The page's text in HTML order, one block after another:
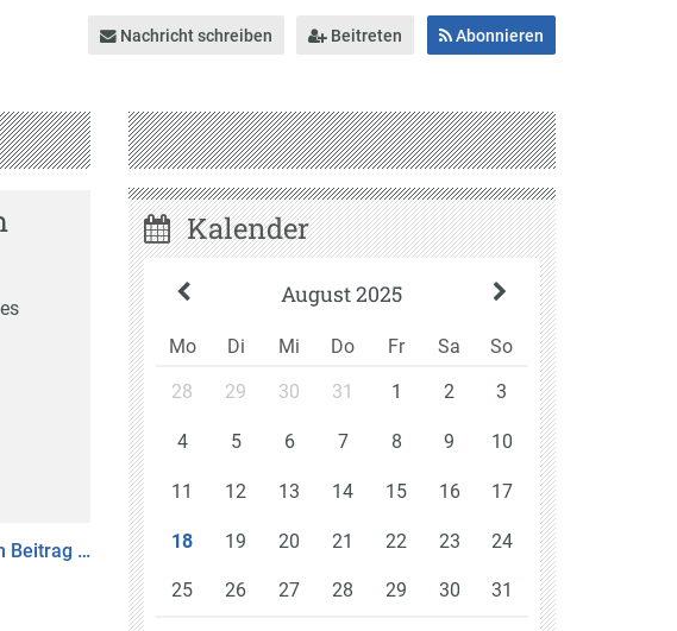
Nachricht schreiben Beitreten Abonnieren
Beitrag …
Kalender
August 2025
Mo Di Mi Do Fr Sa
So
28
29 30 31 1 2 3
4 5 6 7 8 9 10
11 12 13 14 15 16 17
18 19 20 21 22 23 24
25 26 27 28 29 30 31